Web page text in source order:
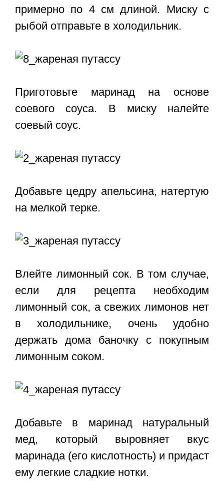
примерно по 4 см длиной. Миску с
рыбой отправьте в холодильник.
Приготовьте маринад на основе
соевого соуса. В миску налейте
соевый соус.
Добавьте цедру апельсина, натертую
на мелкой терке.
Влейте лимонный сок. В том случае,
если для рецепта необходим
лимонный сок, а свежих лимонов нет
в холодильнике, очень удобно
держать дома баночку с покупным
лимонным соком.
Добавьте в маринад натуральный
мед, который выровняет вкус
маринада (его кислотность) и придаст
ему легкие сладкие нотки.